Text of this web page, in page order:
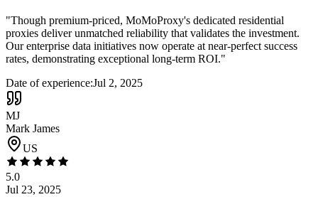
"Though premium-priced, MoMoProxy's dedicated residential
proxies deliver unmatched reliability that validates the investment.
Our enterprise data initiatives now operate at near-perfect success
rates, demonstrating exceptional long-term ROI."
Date of experience:Jul 2, 2025
MJ
Mark James
US
5.0
Jul 23, 2025